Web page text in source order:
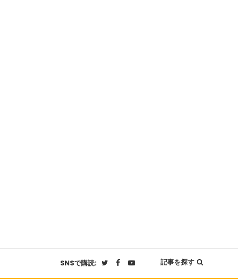
SNSで購読: 記事を探す